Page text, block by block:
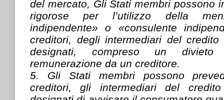
del mercato, Gli Stati membri possono
rigorose per l’utilizzo della
indipendente» o «consulente
creditori, degli intermediari del
designati, compreso un
remunerazione da un creditore.
5. Gli Stati membri possono
creditori, gli intermediari del